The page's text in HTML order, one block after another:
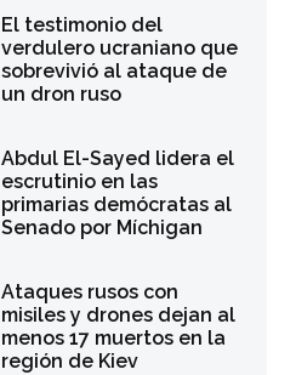
El testimonio del
verdulero ucraniano que
sobrevivió al ataque de
un dron ruso
Abdul El-Sayed lidera el
escrutinio en las
primarias demócratas al
Senado por Míchigan
Ataques rusos con
misiles y drones dejan al
menos 17 muertos en la
región de Kiev